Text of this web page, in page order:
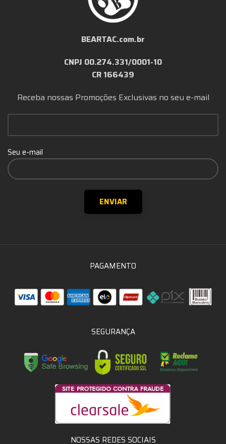
BEARTAC.com.br
CNPJ 00.274.331/0001-10
CR 166439
Receba nossas Promoções Exclusivas no seu e-mail
Seu e-mail
PAGAMENTO
SEGURANÇA
NOSSAS REDES SOCIAIS